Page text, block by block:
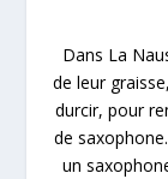
Dans La
de leur
durcir, pour
de
un